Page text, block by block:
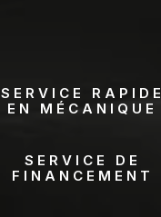
SERVICE RAPIDE
EN MÉCANIQUE
SERVICE DE
FINANCEMENT